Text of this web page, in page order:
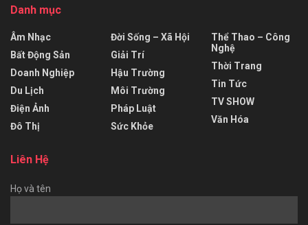
Danh mục
Âm Nhạc
Bất Động Sản
Doanh Nghiệp
Du Lịch
Điện Ảnh
Đô Thị
Đời Sống – Xã Hội
Giải Trí
Hậu Trường
Môi Trường
Pháp Luật
Sức Khỏe
Thể Thao – Công
Nghệ
Thời Trang
Tin Tức
TV SHOW
Văn Hóa
Liên Hệ
Họ và tên